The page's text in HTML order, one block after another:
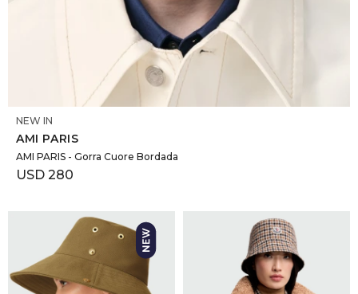
SELECCIONAR TALLE
NEW IN
AMI PARIS
AMI PARIS - Gorra Cuore Bordada
USD 280